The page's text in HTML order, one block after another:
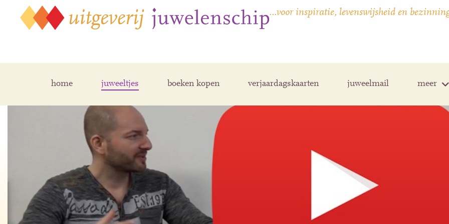
…voor inspiratie, levenswijsheid en
home juweeltjes boeken kopen verjaardagskaarten juweelmail meer